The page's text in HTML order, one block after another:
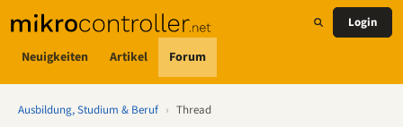
Neuigkeiten Artikel Forum
Login
Ausbildung, Studium & Beruf › Thread